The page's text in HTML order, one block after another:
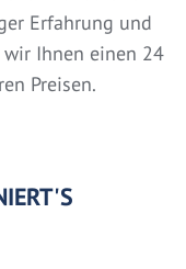
Erfahrung und
Ihnen einen 24
Preisen.